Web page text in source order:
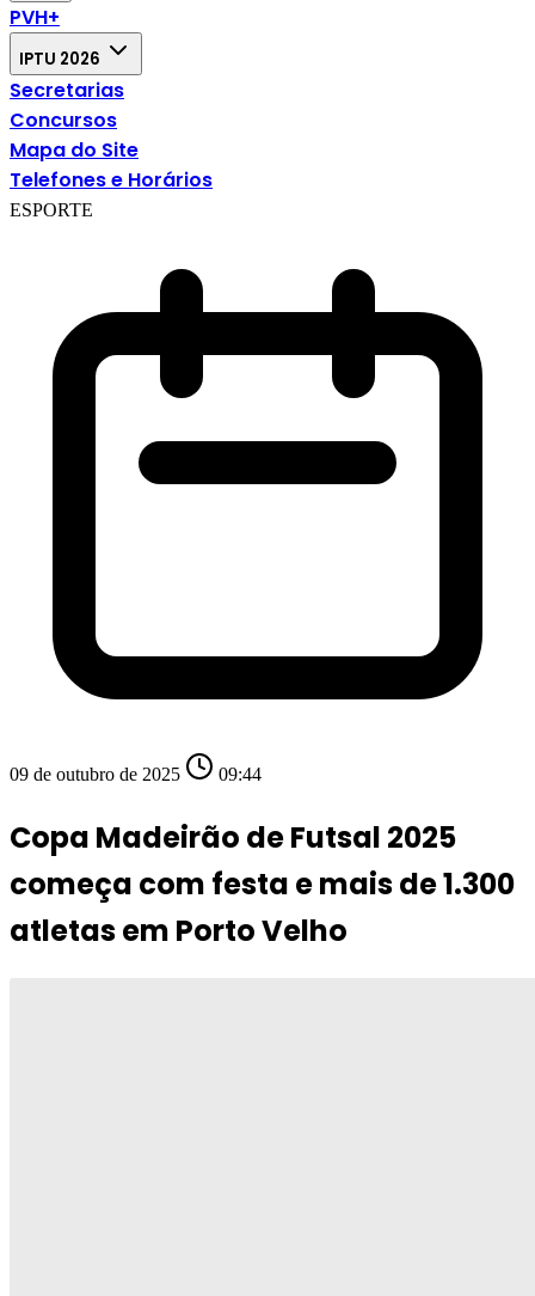
PVH+
IPTU 2026
Secretarias
Concursos
Mapa do Site
Telefones e Horários
ESPORTE
09 de outubro de 2025 09:44
Copa Madeirão de Futsal 2025
começa com festa e mais de 1.300
atletas em Porto Velho